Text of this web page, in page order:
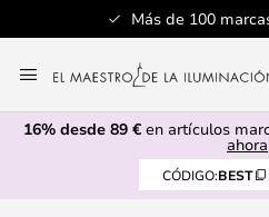
Más de 100
al
contenido
16% desde 89 € en artículos
ahora
CÓDIGO:BEST